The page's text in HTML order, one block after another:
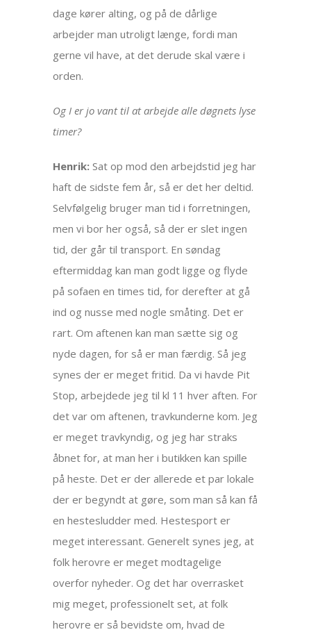
dage kører alting, og på de dårlige
arbejder man utroligt længe, fordi man
gerne vil have, at det derude skal være i
orden.
Og I er jo vant til at arbejde alle døgnets lyse
timer?
Henrik: Sat op mod den arbejdstid jeg har
haft de sidste fem år, så er det her deltid.
Selvfølgelig bruger man tid i forretningen,
men vi bor her også, så der er slet ingen
tid, der går til transport. En søndag
eftermiddag kan man godt ligge og flyde
på sofaen en times tid, for derefter at gå
ind og nusse med nogle småting. Det er
rart. Om aftenen kan man sætte sig og
nyde dagen, for så er man færdig. Så jeg
synes der er meget fritid. Da vi havde Pit
Stop, arbejdede jeg til kl 11 hver aften. For
det var om aftenen, travkunderne kom. Jeg
er meget travkyndig, og jeg har straks
åbnet for, at man her i butikken kan spille
på heste. Det er der allerede et par lokale
der er begyndt at gøre, som man så kan få
en hestesludder med. Hestesport er
meget interessant. Generelt synes jeg, at
folk herovre er meget modtagelige
overfor nyheder. Og det har overrasket
mig meget, professionelt set, at folk
herovre er så bevidste om, hvad de